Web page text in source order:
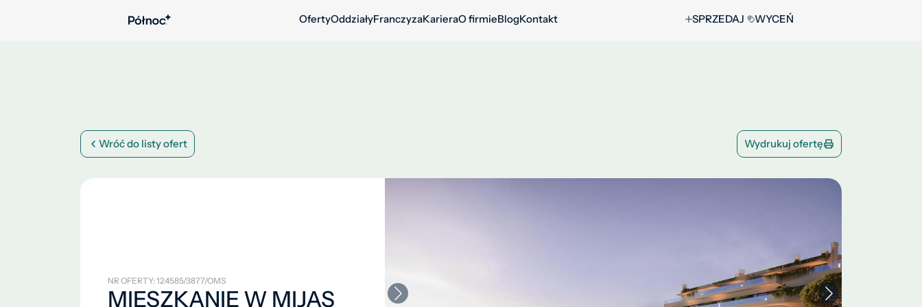
OfertyOddziałyFranczyzaKarieraO firmieBlogKontakt SPRZEDAJ WYCEŃ
Wróć do listy ofert Wydrukuj ofertę
NR OFERTY: 124585/3877/OMS
MIESZKANIE W MIJAS